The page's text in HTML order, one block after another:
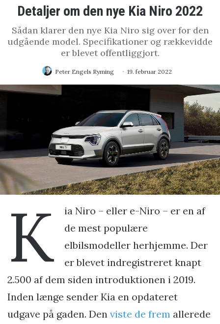
Detaljer om den nye Kia Niro 2022
Sådan klarer den nye Kia Niro sig over for den
udgående model. Specifikationer og rækkevidde
er blevet offentliggjort.
Peter Engels Ryming 19. februar 2022
K
ia Niro – eller e-Niro – er en af
de mest populære
elbilsmodeller herhjemme. Der
er blevet indregistreret knapt
2.500 af dem siden introduktionen i 2019.
Inden længe sender Kia en opdateret
udgave på gaden. Den viste de frem allerede